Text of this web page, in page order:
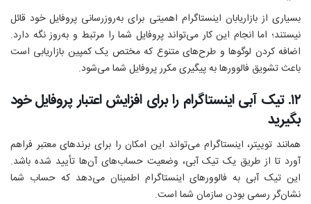
بسیاری از بازاریابان اینستاگرام اهمیتی برای به‌روزرسانی پروفایل خود قائل
نیستند؛ اما انجام این کار می‌تواند پروفایل شما را مرتبط و به‌روز نگه دارد.
اضافه کردن لوگوها و طرح‌های متنوع که مختص یک کمپین بازاریابی است
باعث تشویق فالوورها به پیگیری مکرر پروفایل شما می‌شود.
۱۲. تیک آبی اینستاگرام را برای افزایش اعتبار پروفایل خود
بگیرید
همانند توییتر، اینستاگرام می‌تواند این امکان را برای برند‌های معتبر فراهم
آورد تا از طریق یک تیک آبی، وضعیت حساب‌های آن‌ها تأیید شده باشد.
این تیک آبی به فالوورهای اینستاگرام اطمینان می‌دهد که حساب شما
نشان‌گر رسمی بودن سازمان شما است.